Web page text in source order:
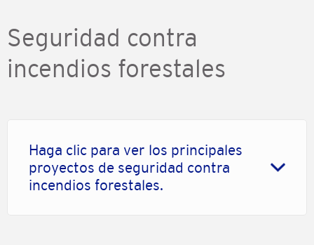
Seguridad contra
incendios forestales
Haga clic para ver los principales
proyectos de seguridad contra
incendios forestales.